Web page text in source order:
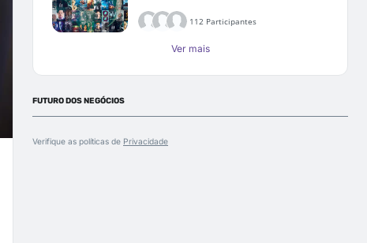
112 Participantes
Ver mais
FUTURO DOS NEGÓCIOS
Verifique as políticas de Privacidade